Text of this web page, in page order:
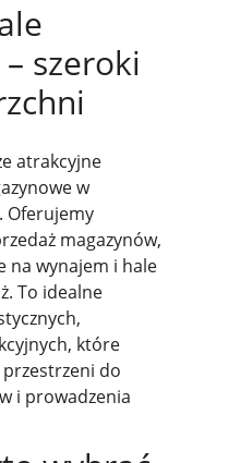
szeroki
atrakcyjne
w
Oferujemy
magazynów,
na wynajem i hale
To idealne
które
do
i prowadzenia